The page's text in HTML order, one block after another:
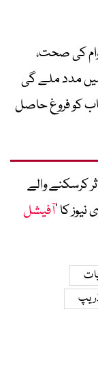
کی صحت،
میں مدد ملے گی
کو فروغ حاصل
کرسکنے والے
کا ’آفیشل